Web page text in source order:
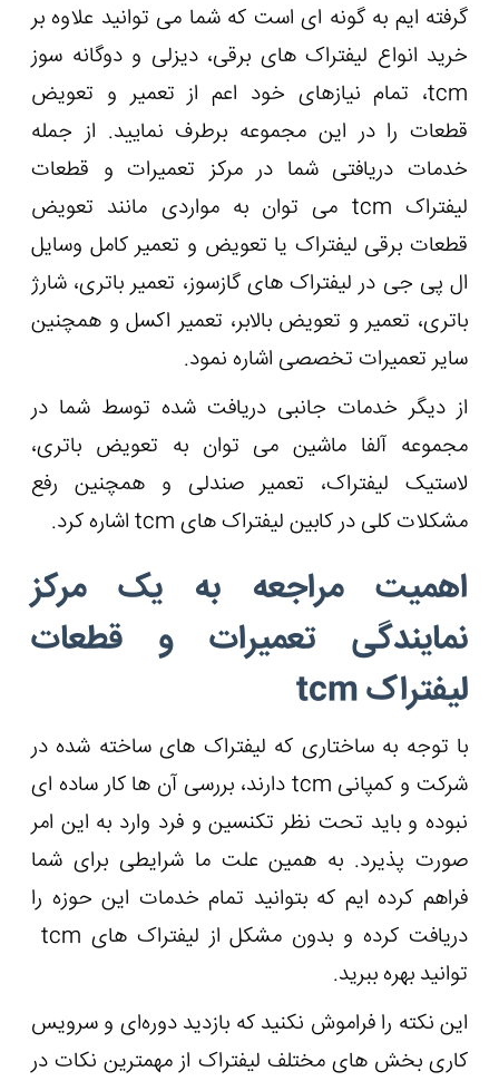
گرفته ایم به گونه ای است که شما می توانید علاوه بر
خرید انواع لیفتراک های برقی، دیزلی و دوگانه سوز
tcm، تمام نیازهای خود اعم از تعمیر و تعویض
قطعات را در این مجموعه برطرف نمایید. از جمله
خدمات دریافتی شما در مرکز تعمیرات و قطعات
لیفتراک tcm می ‌توان به مواردی مانند تعویض
قطعات برقی لیفتراک یا تعویض و تعمیر کامل وسایل
ال پی جی در لیفتراک های گازسوز، تعمیر باتری، شارژ
باتری، تعمیر و تعویض بالابر، تعمیر اکسل و همچنین
سایر تعمیرات تخصصی اشاره نمود.
از دیگر خدمات جانبی دریافت شده توسط شما در
مجموعه آلفا ماشین می‌ توان به تعویض باتری،
لاستیک لیفتراک، تعمیر صندلی و همچنین رفع
مشکلات کلی در کابین لیفتراک های tcm اشاره کرد.
اهمیت مراجعه به یک مرکز
نمایندگی تعمیرات و قطعات
لیفتراک tcm
با توجه به ساختاری که لیفتراک های ساخته شده در
شرکت و کمپانی tcm دارند، بررسی آن ها کار ساده ای
نبوده و باید تحت نظر تکنسین و فرد وارد به این امر
صورت پذیرد. به همین علت ما شرایطی برای شما
فراهم کرده ایم که بتوانید تمام خدمات این حوزه را
توانید بهره ببرید.
این نکته را فراموش نکنید که بازدید دوره‌ای و سرویس
کاری بخش ‌های مختلف لیفتراک از مهمترین نکات در